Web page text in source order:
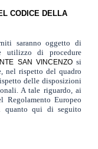
CODICE DELLA
saranno oggetto di
utilizzo di procedure
SAN VINCENZOsi
nel rispetto del quadro
delle disposizioni
A tale riguardo, ai
Europeo
quanto qui di seguito